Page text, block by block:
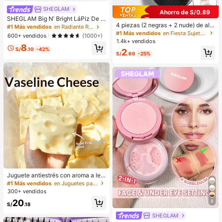
SHEGLAM
SHEGLAM Big N' Bright LáPiz De O
jos-Frost Brillos Marca De Belleza
CosméTica Maquillaje Para Mujere
s Y NiñAs
#1 Más vendidos
en Radiante Resaltador
600+ vendidos
(1000+)
S/8.10 -42%
Juguete antiestrés con aroma a lec
he dulce de TPR suave y esponjoso
con forma de dumpling, adorno dive
rtido y lindo de 5 cm para apretar, re
galo práctico y de moda, adecuado
para cumpleaños, Pascua, Hallowe
en, Navidad y varios regalos de fies
#1 Más vendidos
en Juguetes para apretar para adolescentes
300+ vendidos
S/20.18
Ahorro de S/0.89
4 piezas (2 negras + 2 nude) de alm
ohadillas de silicona autoadhesivas
invisibles para sujetador, copas de
pecho sin tirantes y sin espalda par
a bodas, hombros descubiertos y fi
#1 Más vendidos
en Fiesta Sujetador adhesivo para mujer
1.4k+ vendidos
S/2.69 -25%
8
SHEGLAM